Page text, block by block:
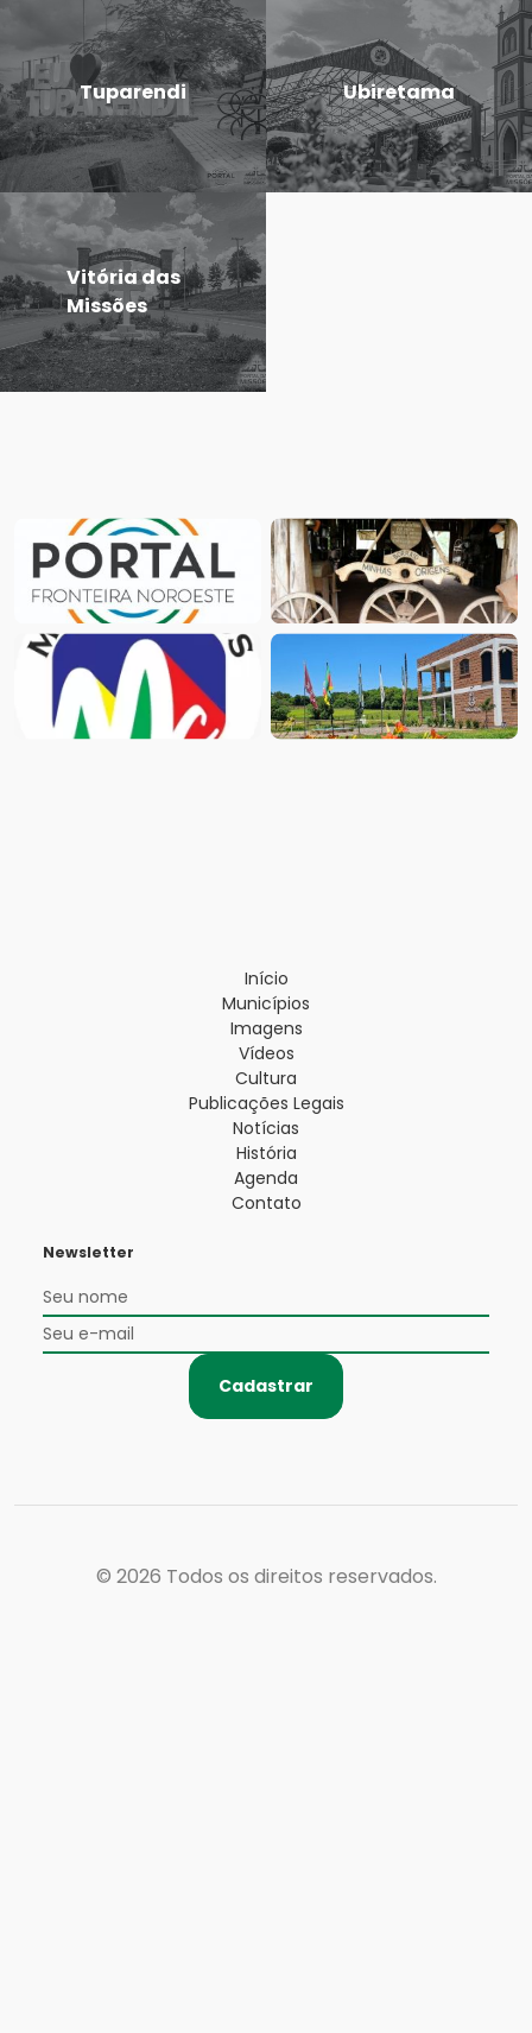
Tuparendi Ubiretama
Vitória das
Missões
Início
Municípios
Imagens
Vídeos
Cultura
Publicações Legais
Notícias
História
Agenda
Contato
Newsletter
Cadastrar
© 2026 Todos os direitos reservados.